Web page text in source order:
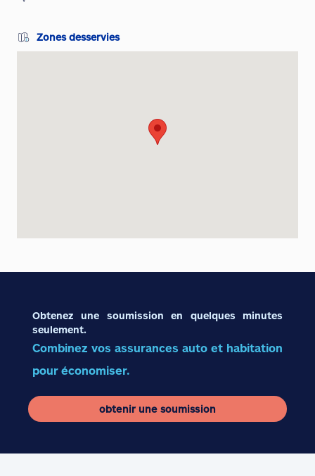
Zones desservies
Obtenez une soumission en quelques minutes
seulement.
Combinez vos assurances auto et habitation
pour économiser.
obtenir une soumission